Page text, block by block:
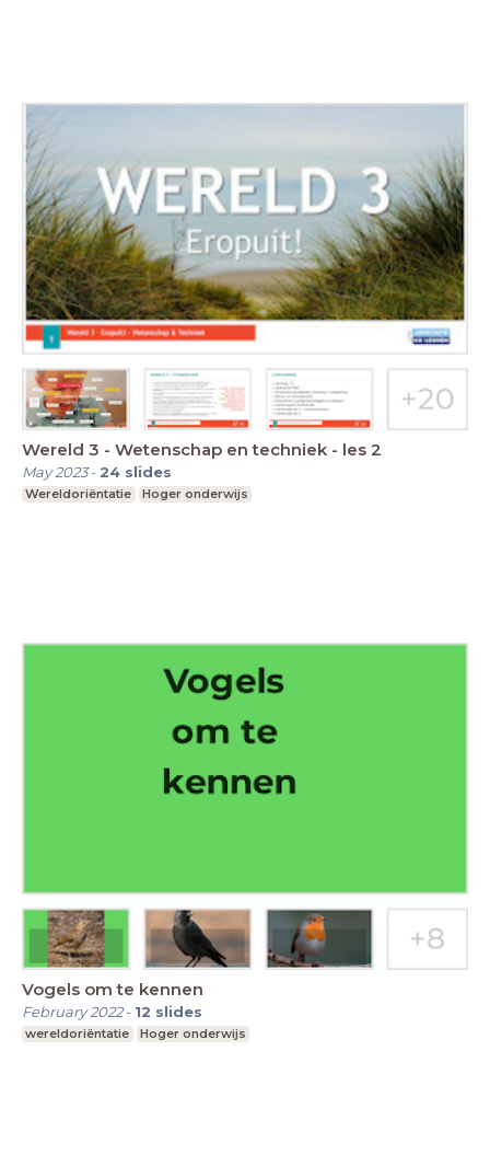
Wereld 3 - Wetenschap en techniek - les 2
May 2023- 24 slides
Wereldoriëntatie Hoger onderwijs
Vogels om te kennen
February 2022- 12 slides
wereldoriëntatie Hoger onderwijs